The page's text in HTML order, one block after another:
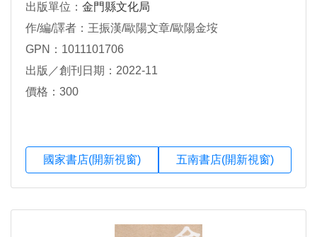
出版單位： 金門縣文化局
作/編/譯者：王振漢/歐陽文章/歐陽金垵
GPN：1011101706
出版／創刊日期：2022-11
價格：300
國家書店(開新視窗) 五南書店(開新視窗)